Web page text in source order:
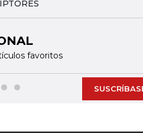
favoritos